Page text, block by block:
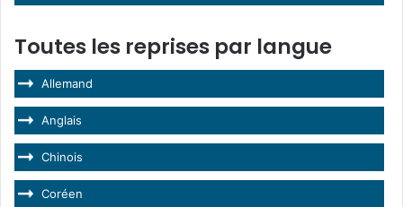
Toutes les reprises par langue
Allemand
Anglais
Chinois
Coréen